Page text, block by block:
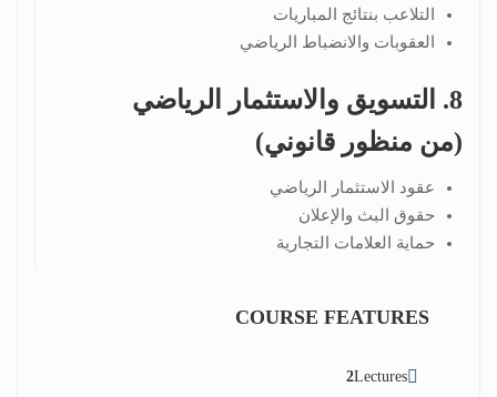
التلاعب بنتائج المباريات
العقوبات والانضباط الرياضي
8. التسويق والاستثمار الرياضي
(من منظور قانوني)
عقود الاستثمار الرياضي
حقوق البث والإعلان
حماية العلامات التجارية
COURSE FEATURES
Lectures
2